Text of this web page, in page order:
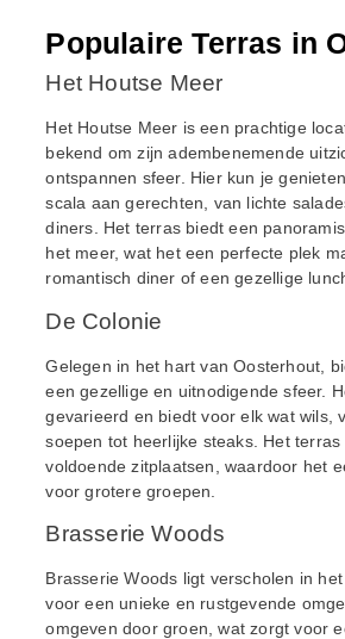
Populaire Terras in
Het Houtse Meer
Het Houtse Meer is een prachtige
bekend om zijn adembenemende
ontspannen sfeer. Hier kun je
scala aan gerechten, van lichte
diners. Het terras biedt een
het meer, wat het een perfecte plek
romantisch diner of een gezellige
De Colonie
Gelegen in het hart van Oosterhout,
een gezellige en uitnodigende sfeer.
gevarieerd en biedt voor elk wat wils,
soepen tot heerlijke steaks. Het
voldoende zitplaatsen, waardoor het
voor grotere groepen.
Brasserie Woods
Brasserie Woods ligt verscholen in
voor een unieke en rustgevende
omgeven door groen, wat zorgt voor